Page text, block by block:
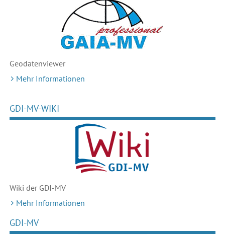
Geodatenviewer
Mehr Informationen
GDI-MV-WIKI
Wiki der GDI-MV
Mehr Informationen
GDI-MV